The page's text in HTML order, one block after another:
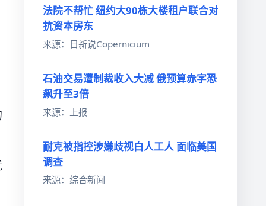
法院不帮忙 纽约大90栋大楼租户联合对
抗资本房东
来源：日新说Copernicium
石油交易遭制裁收入大减 俄预算赤字恐
飙升至3倍
来源：上报
耐克被指控涉嫌歧视白人工人 面临美国
调查
来源：综合新闻